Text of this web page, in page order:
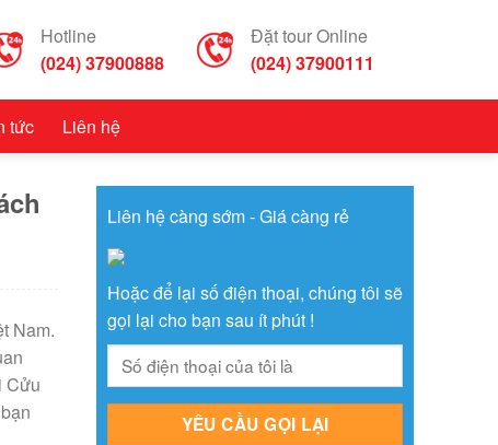
Hotline
(024) 37900888
Đặt tour Online
(024) 37900111
tức Liên hệ
Nam.
Cửu
Liên hệ càng sớm - Giá càng rẻ
Hoặc để lại số điện thoại, chúng tôi sẽ
gọi lại cho bạn sau ít phút !